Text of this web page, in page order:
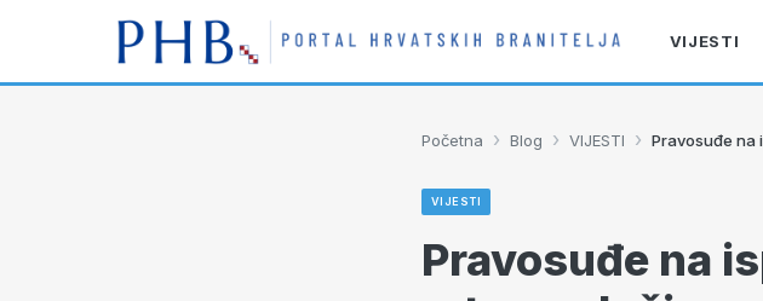
VIJESTI
Početna › Blog › VIJESTI › Pravosuđe na
VIJESTI
Pravosuđe na